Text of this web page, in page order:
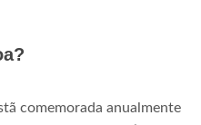
comemorada anualmente